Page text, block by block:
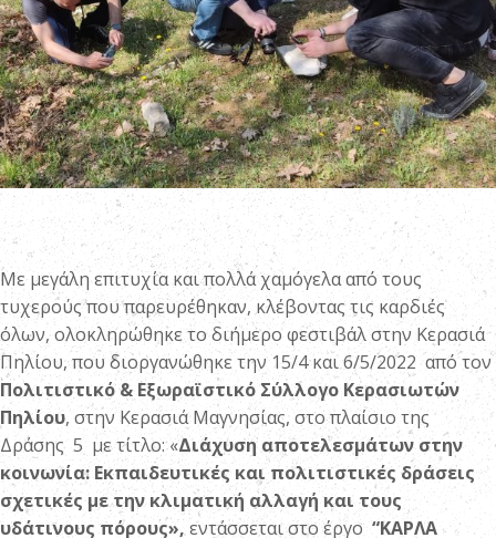
Με μεγάλη επιτυχία και πολλά χαμόγελα από τους
τυχερούς που παρευρέθηκαν, κλέβοντας τις καρδιές
όλων, ολοκληρώθηκε το διήμερο φεστιβάλ στην Κερασιά
Πηλίου, που διοργανώθηκε την 15/4 και 6/5/2022 από τον
Πολιτιστικό & Εξωραϊστικό Σύλλογο Κερασιωτών
Πηλίου, στην Κερασιά Μαγνησίας, στο πλαίσιο της
Δράσης 5 με τίτλο: «Διάχυση αποτελεσμάτων στην
κοινωνία: Εκπαιδευτικές και πολιτιστικές δράσεις
σχετικές με την κλιματική αλλαγή και τους
υδάτινους πόρους», εντάσσεται στο έργο “ΚΑΡΛΑ